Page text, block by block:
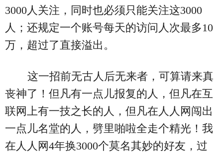
3000人关注，同时也必须只能关注这3000
人；还规定一个账号每天的访问人次最多10
万，超过了直接溢出。
这一招前无古人后无来者，可算请来真
丧神了！但凡有一点儿报复的人，但凡在互
联网上有一技之长的人，但凡在人人网闯出
一点儿名堂的人，劈里啪啦全走个精光！我
在人人网4年换3000个莫名其妙的好友，过